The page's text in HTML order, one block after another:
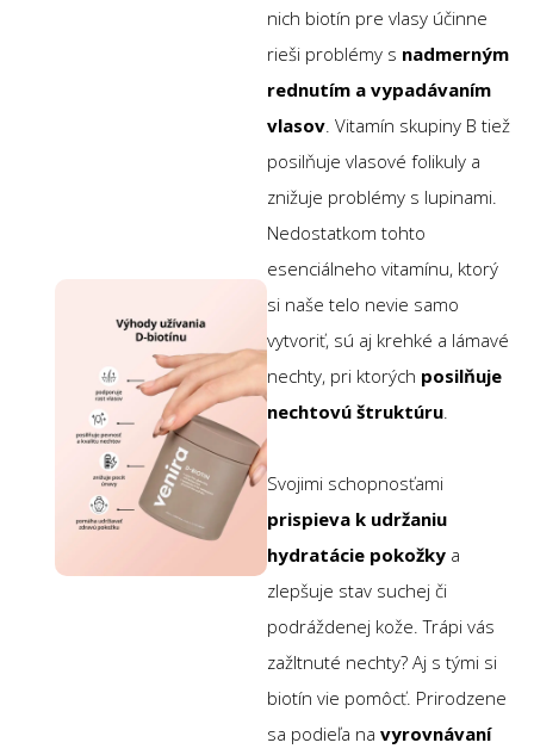
nich biotín pre vlasy účinne
rieši problémy s nadmerným
rednutím a vypadávaním
vlasov . Vitamín skupiny B tiež
posilňuje vlasové folikuly a
znižuje problémy s lupinami.
Nedostatkom tohto
esenciálneho vitamínu, ktorý
si naše telo nevie samo
vytvoriť, sú aj krehké a lámavé
nechty, pri ktorých posilňuje
nechtovú štruktúru
Svojimi schopnosťami
prispieva k udržaniu
hydratácie pokožky a
zlepšuje stav suchej či
podráždenej kože. Trápi vás
zažltnuté nechty? Aj s tými si
biotín vie pomôcť. Prirodzene
sa podieľa na vyrovnávaní